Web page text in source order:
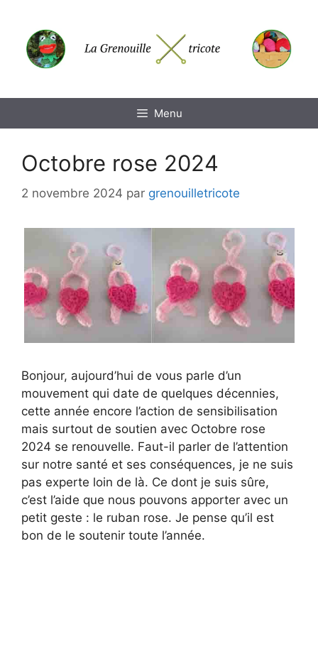
contenu
Menu
Octobre rose 2024
2 novembre 2024 par grenouilletricote
Bonjour, aujourd’hui de vous parle d’un
mouvement qui date de quelques décennies,
cette année encore l’action de sensibilisation
mais surtout de soutien avec Octobre rose
2024 se renouvelle. Faut-il parler de l’attention
sur notre santé et ses conséquences, je ne suis
pas experte loin de là. Ce dont je suis sûre,
c’est l’aide que nous pouvons apporter avec un
petit geste : le ruban rose. Je pense qu’il est
bon de le soutenir toute l’année.